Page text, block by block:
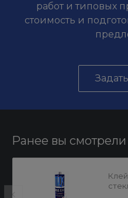
работ и типовых
стоимость и
Ранее вы смотрели